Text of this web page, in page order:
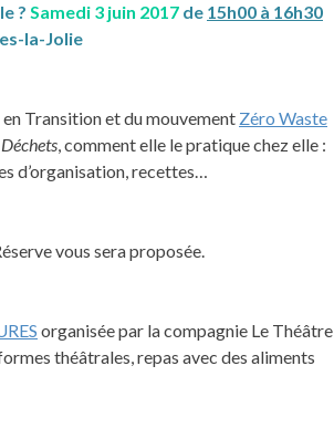
? Samedi 3 juin 2017 de 15h00 à 16h30
la-Jolie
Transition et du mouvement Zéro Waste
, comment elle le pratique chez elle :
d’organisation, recettes…
vous sera proposée.
organisée par la compagnie Le Théâtre
théâtrales, repas avec des aliments